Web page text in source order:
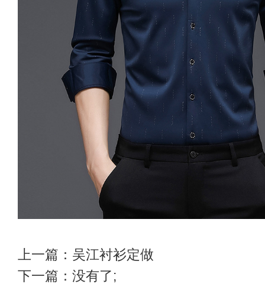
上一篇： 吴江衬衫定做
下一篇：没有了;